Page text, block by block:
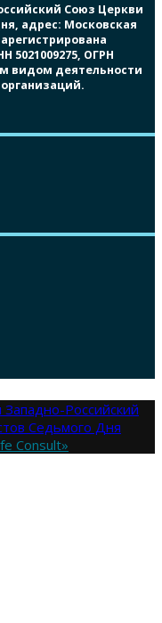
Союз Церкви
адрес: Московская
5021009275, ОГРН
видом деятельности
Западно-Российский
Седьмого Дня
Consult»